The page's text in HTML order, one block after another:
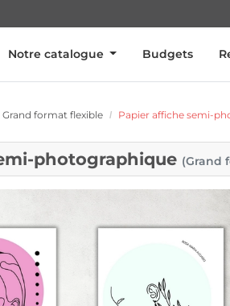
Notre catalogue Budgets
Grand format flexible Papier affiche semi-
photographique (Grand